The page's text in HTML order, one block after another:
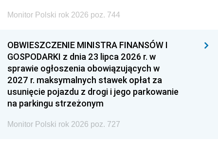
Monitor Polski rok 2026 poz. 744
OBWIESZCZENIE MINISTRA FINANSÓW I
GOSPODARKI z dnia 23 lipca 2026 r. w
sprawie ogłoszenia obowiązujących w
2027 r. maksymalnych stawek opłat za
usunięcie pojazdu z drogi i jego parkowanie
na parkingu strzeżonym
Monitor Polski rok 2026 poz. 727